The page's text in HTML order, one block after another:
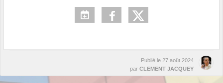
Publié le 27 août 2024
par CLEMENT JACQUEY